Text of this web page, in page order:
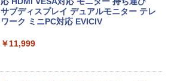
￥13,800
ore i7 第4世代 Office付き メモリ16GB
SSD512GB 初期設定済 ホワイト ブラッ
サブディスプレイ デュアルモニター テレ
ワーク ミニPC対応 EVICIV
￥11,999